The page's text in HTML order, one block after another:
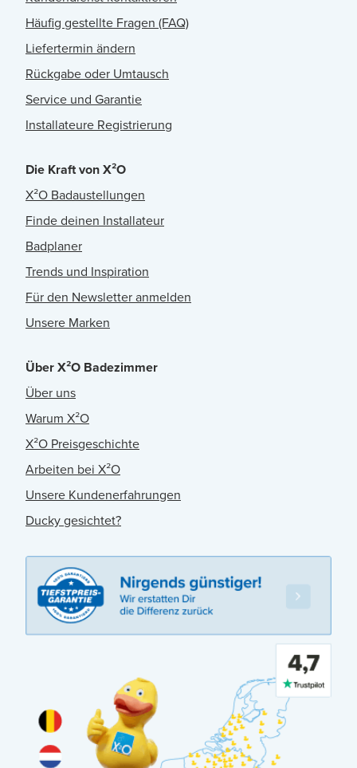
Häufig gestellte Fragen (FAQ)
Liefertermin ändern
Rückgabe oder Umtausch
Service und Garantie
Installateure Registrierung
Die Kraft von X²O
X²O Badaustellungen
Finde deinen Installateur
Badplaner
Trends und Inspiration
Für den Newsletter anmelden
Unsere Marken
Über X²O Badezimmer
Über uns
Warum X²O
X²O Preisgeschichte
Arbeiten bei X²O
Unsere Kundenerfahrungen
Ducky gesichtet?